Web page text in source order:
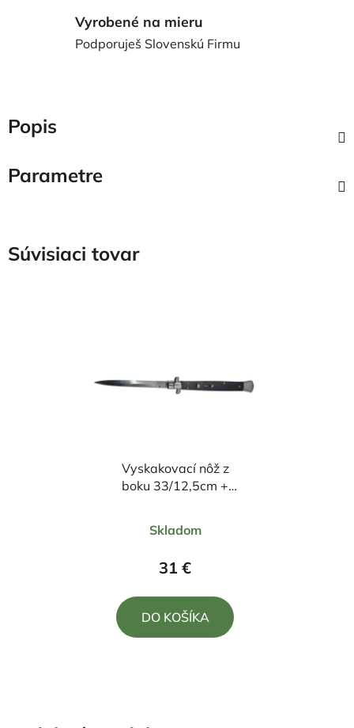
Vyrobené na mieru
Podporuješ Slovenskú Firmu
Popis
Parametre
Súvisiaci tovar
Vyskakovací nôž z
boku 33/12,5cm +
hodnotenie
produktu
4,7
z
Skladom
31 €
DO KOŠÍKA